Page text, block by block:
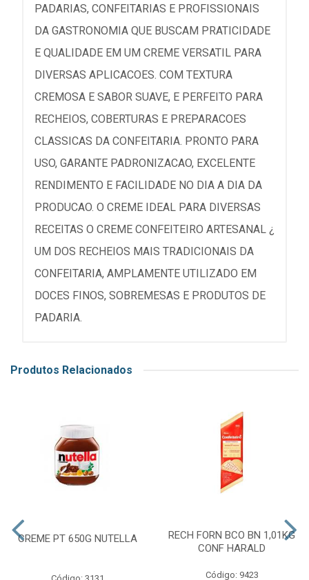
PADARIAS, CONFEITARIAS E PROFISSIONAIS
DA GASTRONOMIA QUE BUSCAM PRATICIDADE
E QUALIDADE EM UM CREME VERSATIL PARA
DIVERSAS APLICACOES. COM TEXTURA
CREMOSA E SABOR SUAVE, E PERFEITO PARA
RECHEIOS, COBERTURAS E PREPARACOES
CLASSICAS DA CONFEITARIA. PRONTO PARA
USO, GARANTE PADRONIZACAO, EXCELENTE
RENDIMENTO E FACILIDADE NO DIA A DIA DA
PRODUCAO. O CREME IDEAL PARA DIVERSAS
RECEITAS O CREME CONFEITEIRO ARTESANAL ¿
UM DOS RECHEIOS MAIS TRADICIONAIS DA
CONFEITARIA, AMPLAMENTE UTILIZADO EM
DOCES FINOS, SOBREMESAS E PRODUTOS DE
PADARIA.
Produtos Relacionados
CREME PT 650G NUTELLA
RECH FORN BCO BN 1,01KG
CONF HARALD
Código: 9423